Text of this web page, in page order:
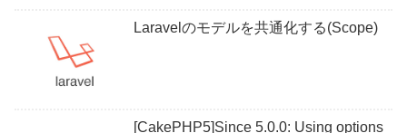
Laravelのモデルを共通化する(Scope)
[CakePHP5]Since 5.0.0: Using options